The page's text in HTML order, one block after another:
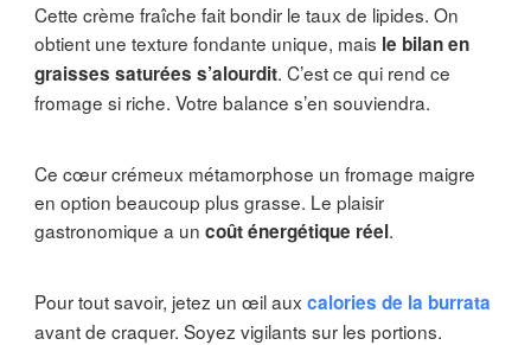
Cette crème fraîche fait bondir le taux de lipides. On
obtient une texture fondante unique, mais le bilan en
graisses saturées s’alourdit. C’est ce qui rend ce
fromage si riche. Votre balance s’en souviendra.
Ce cœur crémeux métamorphose un fromage maigre
en option beaucoup plus grasse. Le plaisir
gastronomique a un coût énergétique réel.
Pour tout savoir, jetez un œil aux calories de la burrata
avant de craquer. Soyez vigilants sur les portions.